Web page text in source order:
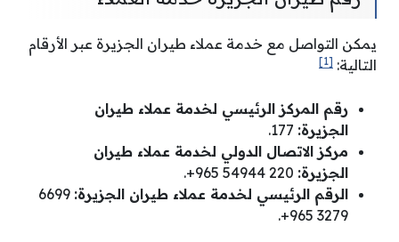
يمكن التواصل مع خدمة عملاء طيران الجزيرة عبر الأرقام
التالية: [1]
رقم المركز الرئيسي لخدمة عملاء طيران
الجزيرة:
مركز الاتصال الدولي لخدمة عملاء طيران
الجزيرة:
الرقم الرئيسي لخدمة عملاء طيران الجزيرة: 6699
3279 965+.